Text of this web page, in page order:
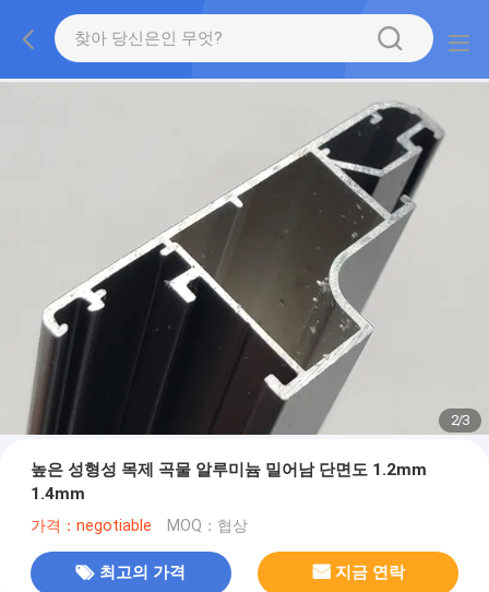
2/3
높은 성형성 목제 곡물 알루미늄 밀어남 단면도 1.2mm
1.4mm
가격：negotiable MOQ：협상
최고의 가격 지금 연락